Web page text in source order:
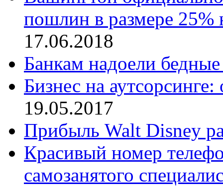
пошлин в размере 25%
17.06.2018
Банкам надоели
Бизнес на
19.05.2017
Прибыль Walt Disney
Красивый номер
самозанятого